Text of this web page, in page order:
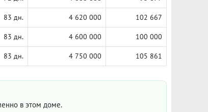
83 дн. 4 620 000 102 667
83 дн. 4 600 000 100 000
83 дн. 4 750 000 105 861
в этом доме.